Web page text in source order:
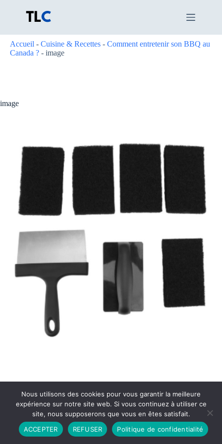
Accueil - Cuisine & Recettes - Comment entretenir son BBQ au
Canada ? - image
image
Partenariat Contact
Politique de Confidentialité
CGU
Copyright © 2026 - Propulsé par DIEUDUDIABLE
Nous utilisons des cookies pour vous garantir la meilleure
expérience sur notre site web. Si vous continuez à utiliser ce
site, nous supposerons que vous en êtes satisfait.
ACCEPTER
REFUSER Politique de confidentialité